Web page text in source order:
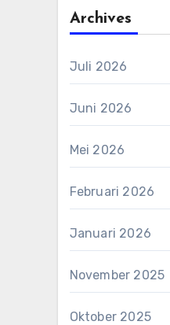
Archives
Juli 2026
Juni 2026
Mei 2026
Februari 2026
Januari 2026
November 2025
Oktober 2025